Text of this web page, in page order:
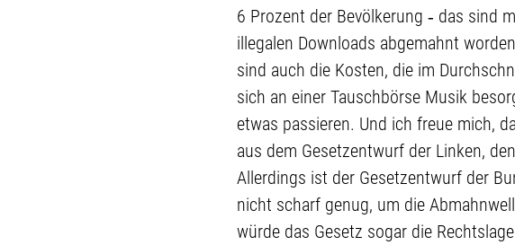
6 Prozent der Bevölkerung ‑ das sind
illegalen Downloads abgemahnt
sind auch die Kosten, die im
sich an einer Tauschbörse Musik
etwas passieren. Und ich freue mich,
aus dem Gesetzentwurf der Linken,
Allerdings ist der Gesetzentwurf der
nicht scharf genug, um die
würde das Gesetz sogar die